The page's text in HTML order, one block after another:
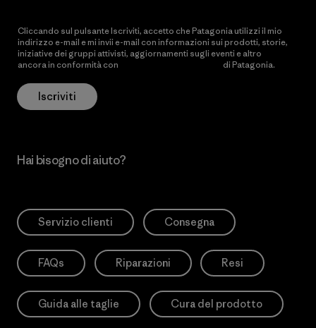
Cliccando sul pulsante Iscriviti, accetto che Patagonia utilizzi il mio
indirizzo e-mail e mi invii e-mail con informazioni sui prodotti, storie,
iniziative dei gruppi attivisti, aggiornamenti sugli eventi e altro
ancora in conformità con
di Patagonia.
Iscriviti
Hai bisogno di aiuto?
Servizio clienti Consegna
FAQs Riparazioni Resi
Guida alle taglie Cura del prodotto